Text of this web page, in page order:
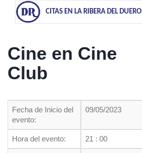
CITAS EN LA RIBERA DEL DUERO
Cine en Cine
Club
Fecha de Inicio del
evento:
09/05/2023
Hora del evento: 21 : 00